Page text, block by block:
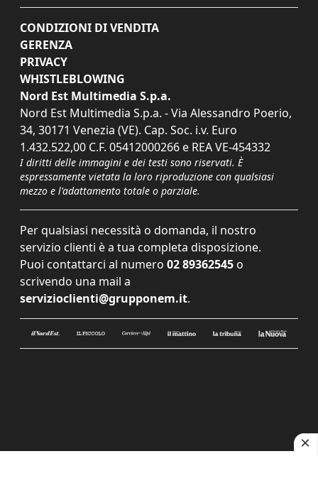
CONDIZIONI DI VENDITA
GERENZA
PRIVACY
WHISTLEBLOWING
Nord Est Multimedia S.p.a.
Nord Est Multimedia S.p.a. - Via Alessandro Poerio,
34, 30171 Venezia (VE). Cap. Soc. i.v. Euro
1.432.522,00 C.F. 05412000266 e REA VE-454332
I diritti delle immagini e dei testi sono riservati. È
espressamente vietata la loro riproduzione con qualsiasi
mezzo e l'adattamento totale o parziale.
Per qualsiasi necessità o domanda, il nostro
servizio clienti è a tua completa disposizione.
Puoi contattarci al numero 02 89362545 o
scrivendo una mail a
servizioclienti@grupponem.it.